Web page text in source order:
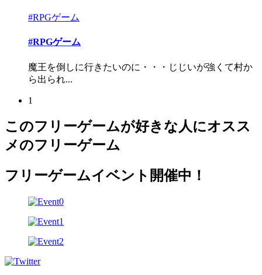
#RPGゲーム
#RPGゲーム
魔王を倒しに行きたいのに・・・じじいが強くて村か
ら出られ...
1
このフリーゲームが好きな人にオスス
メのフリーゲーム
フリーゲームイベント開催中！